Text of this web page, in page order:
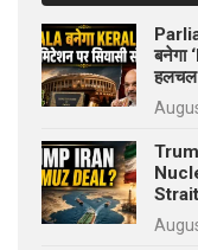
बनेगा
हलचल